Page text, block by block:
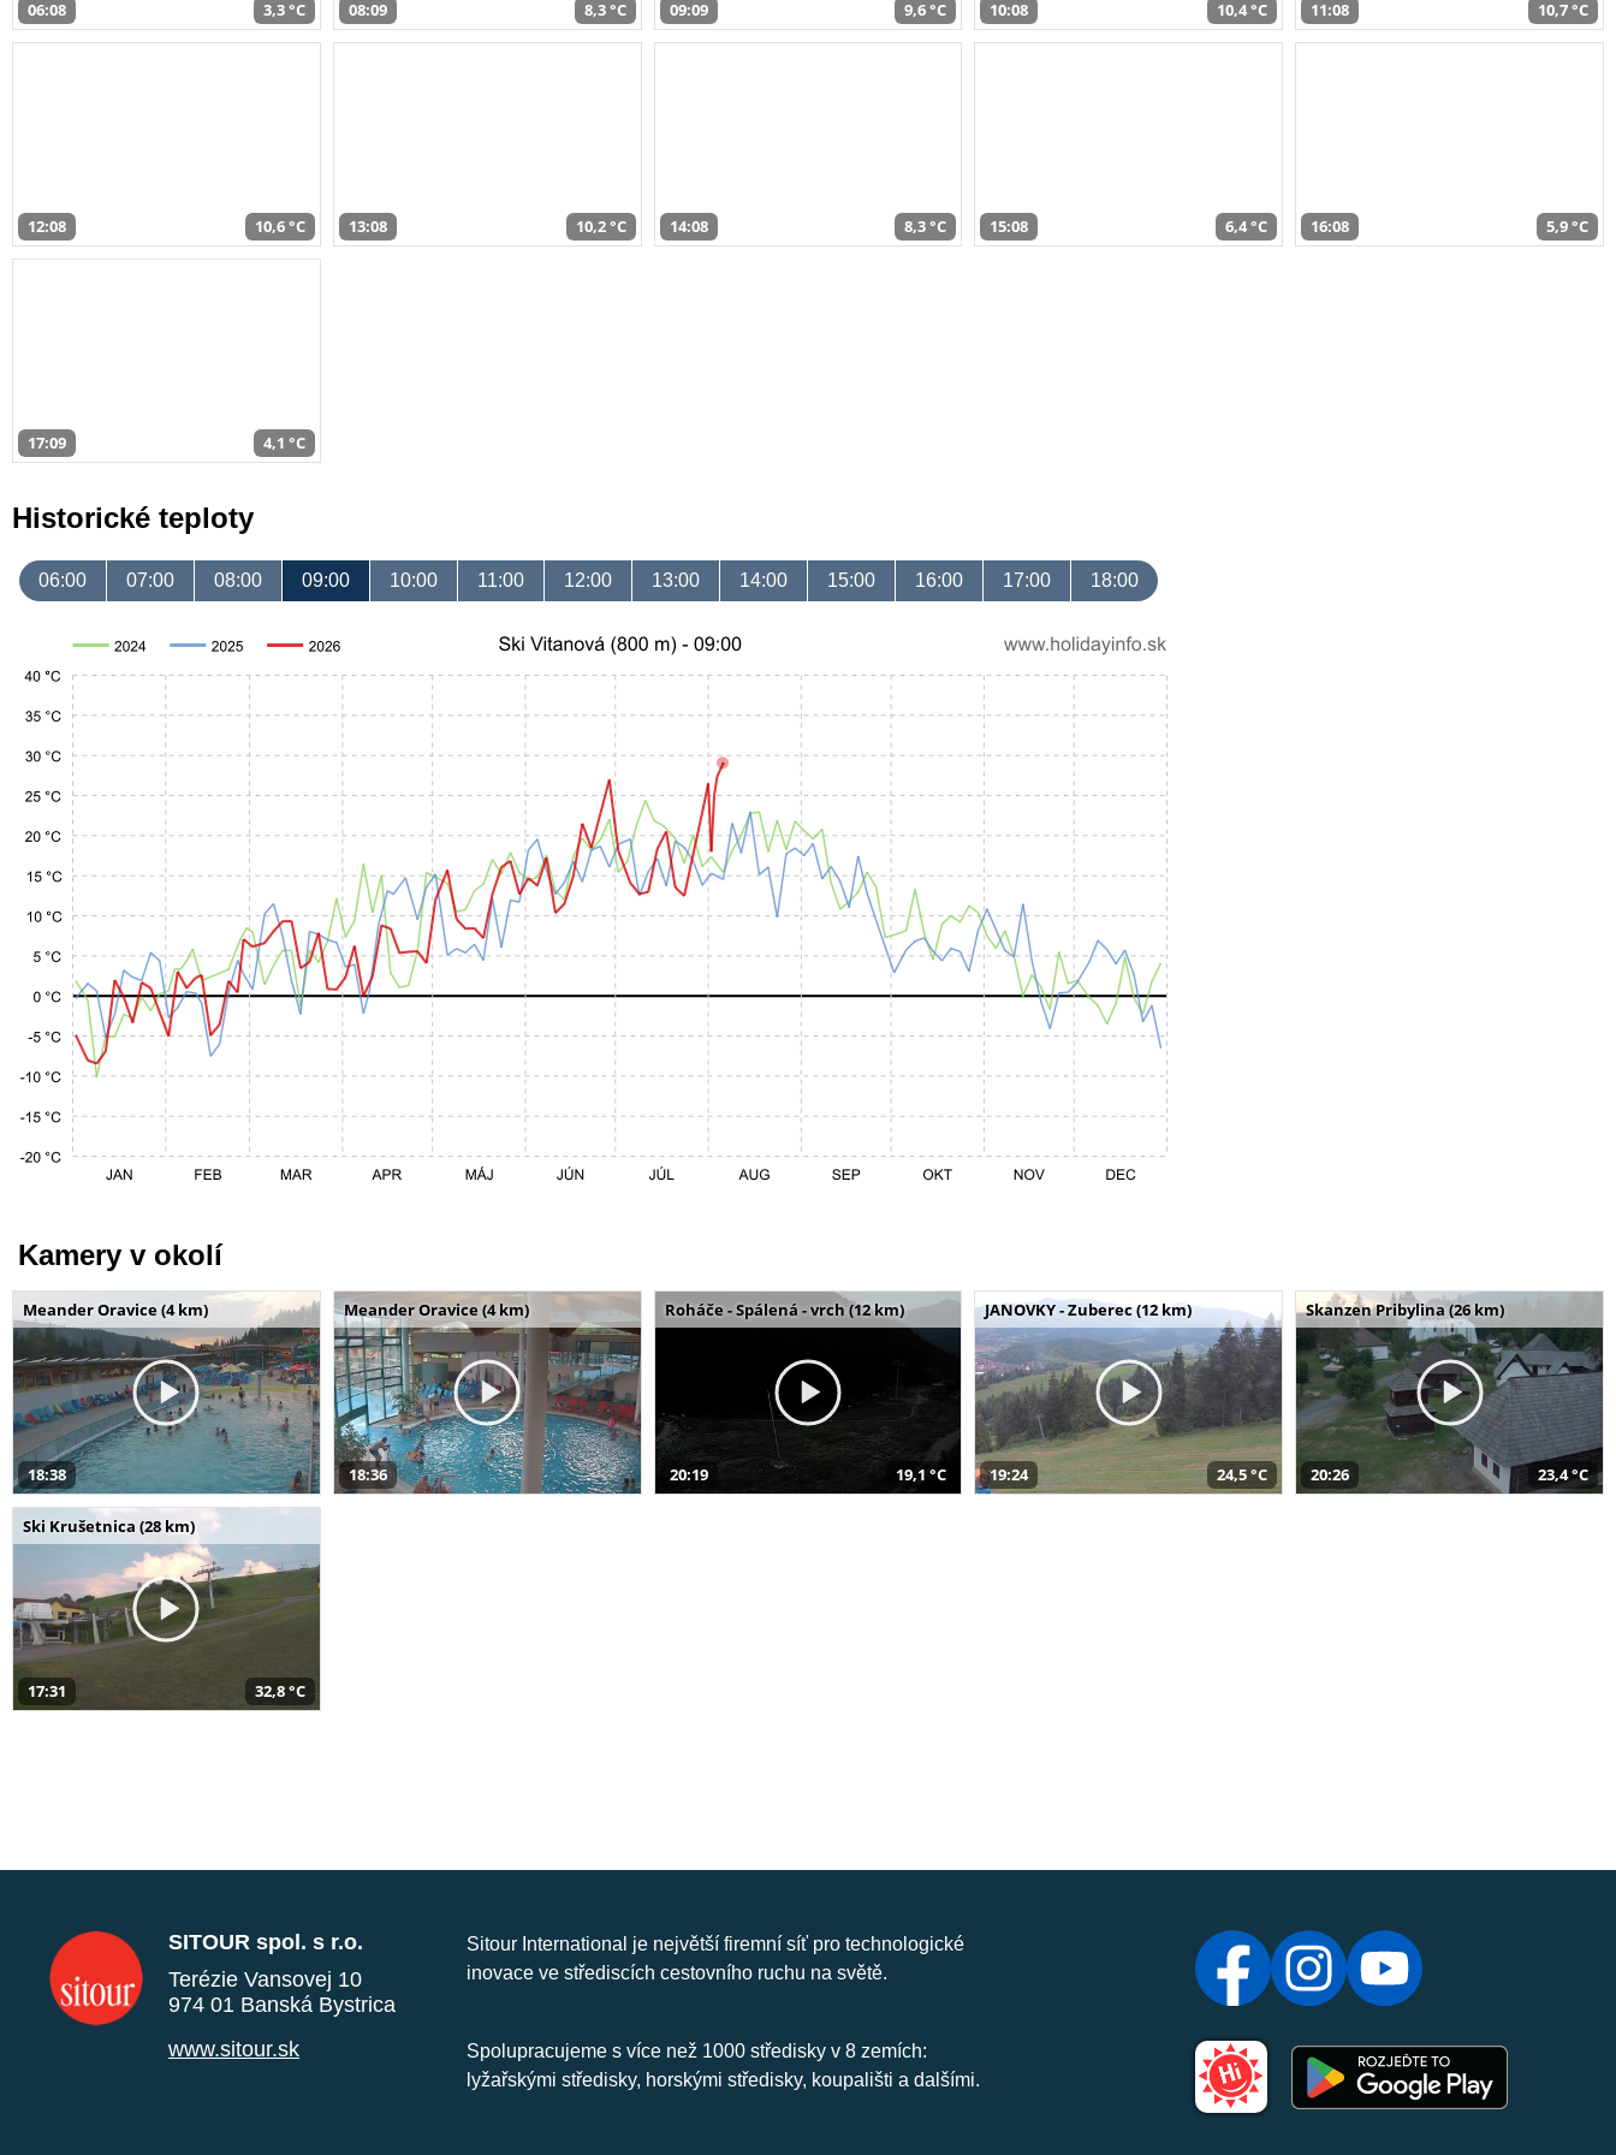
06:08 3,3 °C 08:09 8,3 °C 09:09 9,6 °C 10:08 10,4 °C 11:08 10,7 °C
12:08 10,6 °C 13:08 10,2 °C 14:08 8,3 °C 15:08 6,4 °C 16:08 5,9 °C
17:09 4,1 °C
Historické teploty
06:00 07:00 08:00 09:00 10:00 11:00 12:00 13:00 14:00 15:00 16:00 17:00 18:00
Kamery v okolí
Meander Oravice (4 km)
18:38
Meander Oravice (4 km)
18:36
Roháče - Spálená - vrch (12 km)
20:19 19,1 °C
JANOVKY - Zuberec (12 km)
19:24 24,5 °C
Skanzen Pribylina (26 km)
20:26 23,4 °C
Ski Krušetnica (28 km)
17:31 32,8 °C
SITOUR spol. s r.o.
Terézie Vansovej 10
974 01 Banská Bystrica
www.sitour.sk
Sitour International je největší firemní síť pro technologické
inovace ve střediscích cestovního ruchu na světě.
Spolupracujeme s více než 1000 středisky v 8 zemích:
lyžařskými středisky, horskými středisky, koupališti a dalšími.